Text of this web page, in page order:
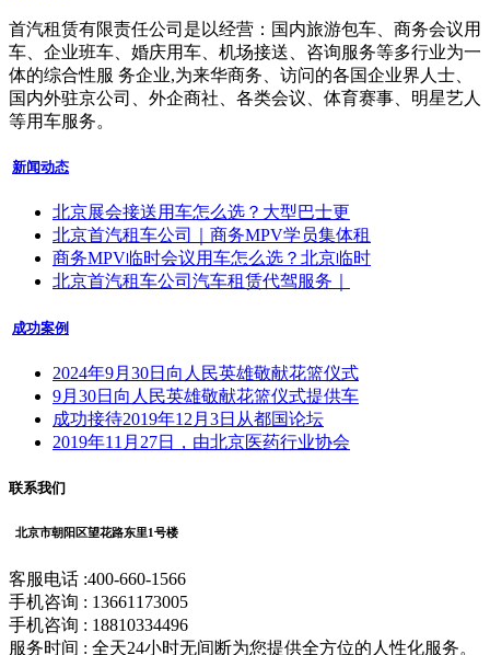
首汽租赁有限责任公司是以经营：国内旅游包车、商务会议用
车、企业班车、婚庆用车、机场接送、咨询服务等多行业为一
体的综合性服 务企业,为来华商务、访问的各国企业界人士、
国内外驻京公司、外企商社、各类会议、体育赛事、明星艺人
等用车服务。
新闻动态
北京展会接送用车怎么选？大型巴士更
北京首汽租车公司｜商务MPV学员集体租
商务MPV临时会议用车怎么选？北京临时
北京首汽租车公司汽车租赁代驾服务｜
成功案例
2024年9月30日向人民英雄敬献花篮仪式
9月30日向人民英雄敬献花篮仪式提供车
成功接待2019年12月3日从都国论坛
2019年11月27日，由北京医药行业协会
联系我们
北京市朝阳区望花路东里1号楼
客服电话 :400-660-1566
手机咨询 : 13661173005
手机咨询 : 18810334496
服务时间 : 全天24小时无间断为您提供全方位的人性化服务。